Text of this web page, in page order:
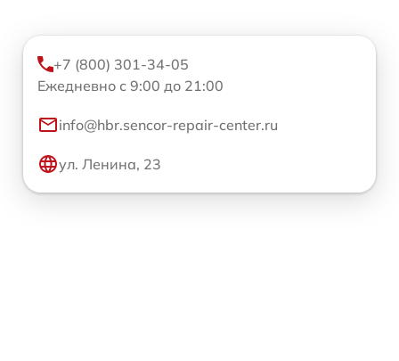
+7 (800) 301-34-05
Ежедневно с 9:00 до 21:00
info@hbr.sencor-repair-center.ru
ул. Ленина, 23